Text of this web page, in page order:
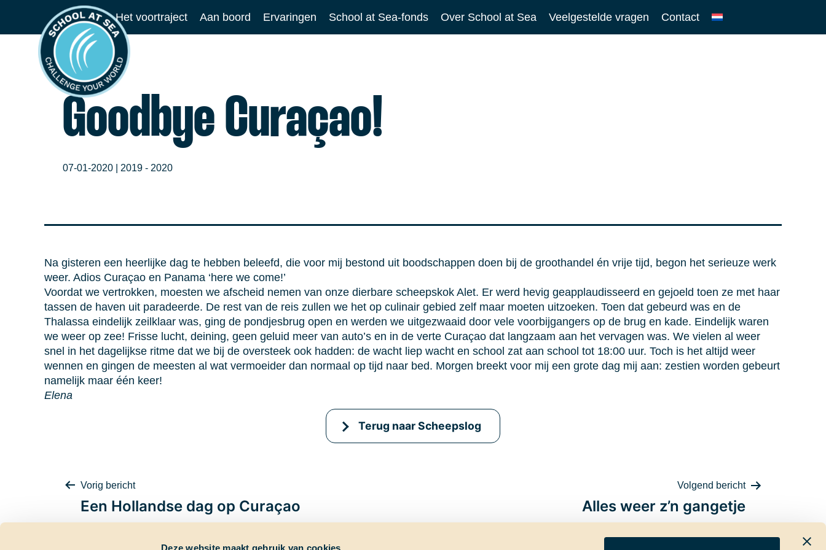
Deze website maakt gebruik van cookies
de
School
at
Sea
Het voortraject Aan boord Ervaringen School at Sea-fonds Over School at Sea Veelgestelde vragen Contact
Goodbye Curaçao!
07-01-2020 | 2019 - 2020
Na gisteren een heerlijke dag te hebben beleefd, die voor mij bestond uit boodschappen doen bij de groothandel én vrije tijd, begon het serieuze werk
weer. Adios Curaçao en Panama ‘here we come!’
Voordat we vertrokken, moesten we afscheid nemen van onze dierbare scheepskok Alet. Er werd hevig geapplaudisseerd en gejoeld toen ze met haar
tassen de haven uit paradeerde. De rest van de reis zullen we het op culinair gebied zelf maar moeten uitzoeken. Toen dat gebeurd was en de
Thalassa eindelijk zeilklaar was, ging de pondjesbrug open en werden we uitgezwaaid door vele voorbijgangers op de brug en kade. Eindelijk waren
we weer op zee! Frisse lucht, deining, geen geluid meer van auto’s en in de verte Curaçao dat langzaam aan het vervagen was. We vielen al weer
snel in het dagelijkse ritme dat we bij de oversteek ook hadden: de wacht liep wacht en school zat aan school tot 18:00 uur. Toch is het altijd weer
wennen en gingen de meesten al wat vermoeider dan normaal op tijd naar bed. Morgen breekt voor mij een grote dag mij aan: zestien worden gebeurt
namelijk maar één keer!
Elena
Terug naar Scheepslog
Bericht
Vorig bericht
Een Hollandse dag op Curaçao
Volgend bericht
Alles weer z’n gangetje